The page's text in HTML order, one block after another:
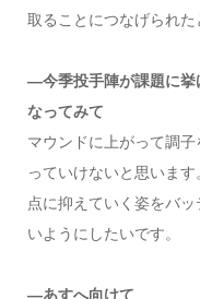
取ることにつなげられた
―今季投手陣が課題に挙
なってみて
マウンドに上がって調
っていけないと思いま
点に抑えていく姿をバ
いようにしたいです。
―あすへ向けて